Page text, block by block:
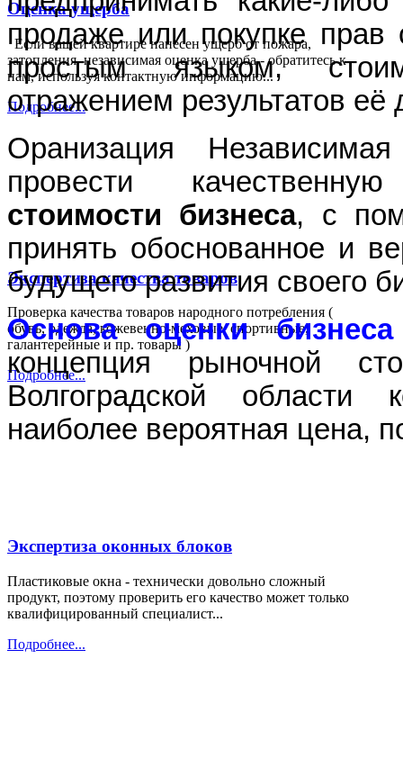
Оценка ущерба
Если вашей квартире нанесен ущерб от пожара,
затопления, независимая оценка ущерба - обратитесь к
нам, используя контактную информацию...
Подробнее...
Экспертиза качества товаров
Проверка качества товаров народного потребления (
обувь, одежда, кожевенно-меховые, спортивные,
галантерейные и пр. товары )
Подробнее...
Экспертиза оконных блоков
Пластиковые окна - технически довольно сложный
продукт, поэтому проверить его качество может только
квалифицированный специалист...
Подробнее...
продаже или покупке прав
простым языком,
отражением результатов её
Оранизация
провести
стоимости бизнеса, с
принять обоснованное и
будущего развития своего
Основа оценки бизнеса
концепция рыночной
Волгоградской области
наиболее вероятная цена,